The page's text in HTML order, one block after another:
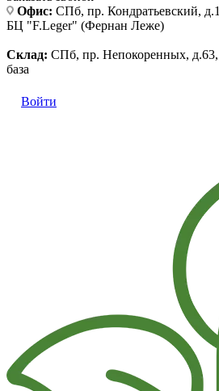
Офис: СПб, пр. Кондратьевский,
БЦ "F.Leger" (Фернан Леже)
Склад: СПб, пр. Непокоренных,
база
Войти